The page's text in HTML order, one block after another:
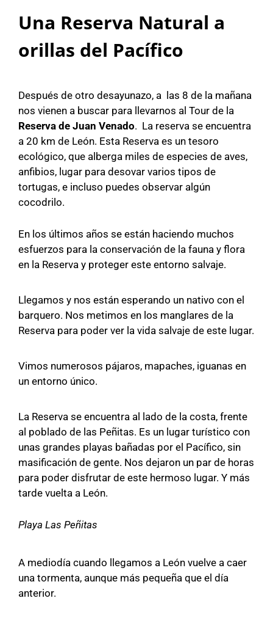
Una Reserva Natural a
orillas del Pacífico
Después de otro desayunazo, a las 8 de la mañana
nos vienen a buscar para llevarnos al Tour de la
Reserva de Juan Venado. La reserva se encuentra
a 20 km de León. Esta Reserva es un tesoro
ecológico, que alberga miles de especies de aves,
anfibios, lugar para desovar varios tipos de
tortugas, e incluso puedes observar algún
cocodrilo.
En los últimos años se están haciendo muchos
esfuerzos para la conservación de la fauna y flora
en la Reserva y proteger este entorno salvaje.
Llegamos y nos están esperando un nativo con el
barquero. Nos metimos en los manglares de la
Reserva para poder ver la vida salvaje de este lugar.
Vimos numerosos pájaros, mapaches, iguanas en
un entorno único.
La Reserva se encuentra al lado de la costa, frente
al poblado de las Peñitas. Es un lugar turístico con
unas grandes playas bañadas por el Pacífico, sin
masificación de gente. Nos dejaron un par de horas
para poder disfrutar de este hermoso lugar. Y más
tarde vuelta a León.
Playa Las Peñitas
A mediodía cuando llegamos a León vuelve a caer
una tormenta, aunque más pequeña que el día
anterior.